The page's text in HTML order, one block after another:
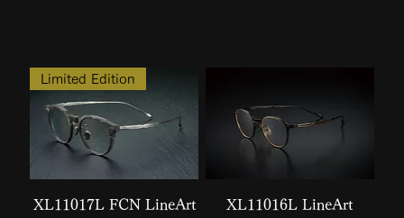
Limited Edition
XL11017L FCN LineArt
XL11016L LineArt